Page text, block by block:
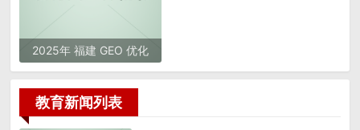
2025年 福建 GEO 优化
服务商推荐：品牌与选择
避坑指南
教育新闻列表